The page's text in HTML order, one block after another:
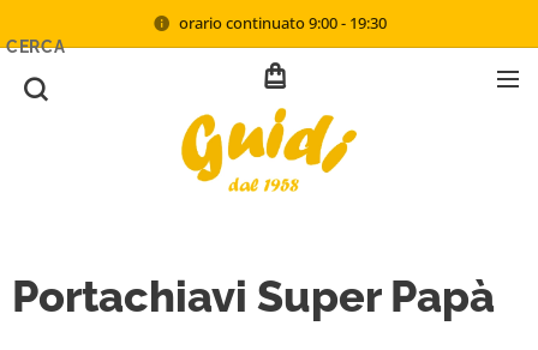
orario continuato 9:00 - 19:30
CERCA
Portachiavi Super Papà